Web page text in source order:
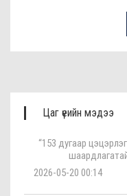
Цаг үеийн мэдээ
“153 дугаар
шаардлагатай
2026-05-20 00:14